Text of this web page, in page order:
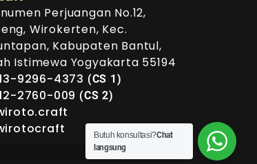
Perjuangan No.12,
Wirokerten, Kec.
Kabupaten Bantul,
Istimewa Yogyakarta 55194
9296-4373 (CS 1)
2760-009 (CS 2)
Butuh konsultasi?Chat
langsung